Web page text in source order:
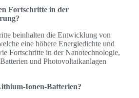
Fortschritte in der
beinhalten die Entwicklung von
eine höhere Energiedichte und
Fortschritte in der Nanotechnologie,
und Photovoltaikanlagen
Ionen-Batterien?